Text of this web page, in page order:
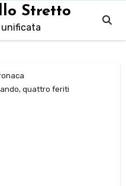
Stretto
quattro feriti